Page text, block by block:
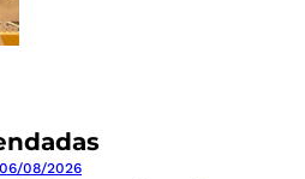
06/08/2026